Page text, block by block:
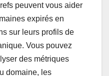
peuvent vous aider
expirés en
sur leurs profils de
Vous pouvez
des métriques
domaine, les